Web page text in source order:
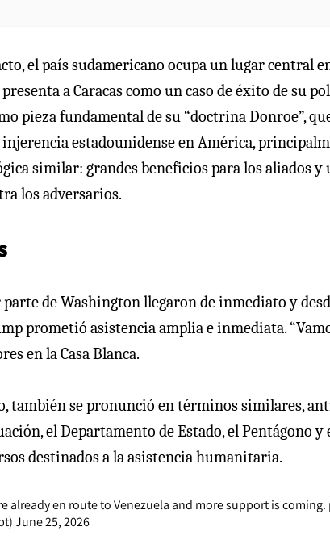
el país sudamericano ocupa un lugar central
a Caracas como un caso de éxito de su
pieza fundamental de su “doctrina Donroe”,
estadounidense en América,
similar: grandes beneficios para los aliados y
los adversarios.
de Washington llegaron de inmediato y
prometió asistencia amplia e inmediata.
en la Casa Blanca.
también se pronunció en términos similares,
el Departamento de Estado, el Pentágono
destinados a la asistencia humanitaria.
already en route to Venezuela and more support is coming.
June 25, 2026